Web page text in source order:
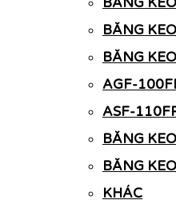
BĂNG
BĂNG
AGF-
ASF-
BĂNG
BĂNG
KHÁC